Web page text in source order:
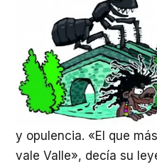
y opulencia. «El que
vale Valle», decía su